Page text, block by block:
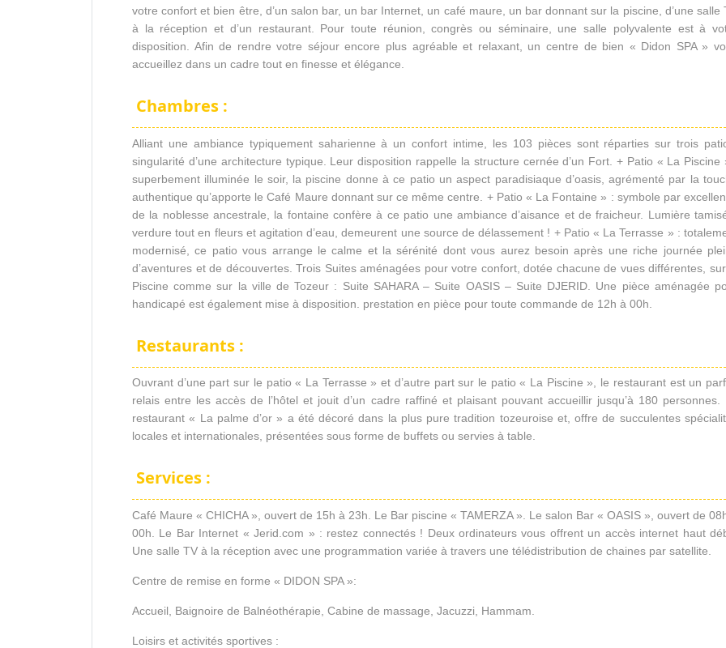
votre confort et bien être, d’un salon bar, un bar Internet, un café maure, un bar donnant sur la piscine, d’une salle
à la réception et d’un restaurant. Pour toute réunion, congrès ou séminaire, une salle polyvalente est à
disposition. Afin de rendre votre séjour encore plus agréable et relaxant, un centre de bien « Didon SPA »
accueillez dans un cadre tout en finesse et élégance.
Chambres :
Alliant une ambiance typiquement saharienne à un confort intime, les 103 pièces sont réparties sur trois
singularité d’une architecture typique. Leur disposition rappelle la structure cernée d’un Fort. + Patio « La Piscine
superbement illuminée le soir, la piscine donne à ce patio un aspect paradisiaque d’oasis, agrémenté par la
authentique qu’apporte le Café Maure donnant sur ce même centre. + Patio « La Fontaine » : symbole par
de la noblesse ancestrale, la fontaine confère à ce patio une ambiance d’aisance et de fraicheur. Lumière
verdure tout en fleurs et agitation d’eau, demeurent une source de délassement ! + Patio « La Terrasse » :
modernisé, ce patio vous arrange le calme et la sérénité dont vous aurez besoin après une riche journée
d’aventures et de découvertes. Trois Suites aménagées pour votre confort, dotée chacune de vues différentes,
Piscine comme sur la ville de Tozeur : Suite SAHARA – Suite OASIS – Suite DJERID. Une pièce aménagée
handicapé est également mise à disposition. prestation en pièce pour toute commande de 12h à 00h.
Restaurants :
Ouvrant d’une part sur le patio « La Terrasse » et d’autre part sur le patio « La Piscine », le restaurant est un
relais entre les accès de l’hôtel et jouit d’un cadre raffiné et plaisant pouvant accueillir jusqu’à 180 personnes.
restaurant « La palme d’or » a été décoré dans la plus pure tradition tozeuroise et, offre de succulentes
locales et internationales, présentées sous forme de buffets ou servies à table.
Services :
Café Maure « CHICHA », ouvert de 15h à 23h. Le Bar piscine « TAMERZA ». Le salon Bar « OASIS », ouvert de
00h. Le Bar Internet « Jerid.com » : restez connectés ! Deux ordinateurs vous offrent un accès internet haut
Une salle TV à la réception avec une programmation variée à travers une télédistribution de chaines par satellite.
Centre de remise en forme « DIDON SPA »:
Accueil, Baignoire de Balnéothérapie, Cabine de massage, Jacuzzi, Hammam.
Loisirs et activités sportives :